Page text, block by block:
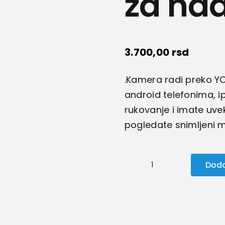
3.700,00 rsd
.Kamera radi preko
android telefonima,
rukovanje i imate
pogledate snimljeni
IP